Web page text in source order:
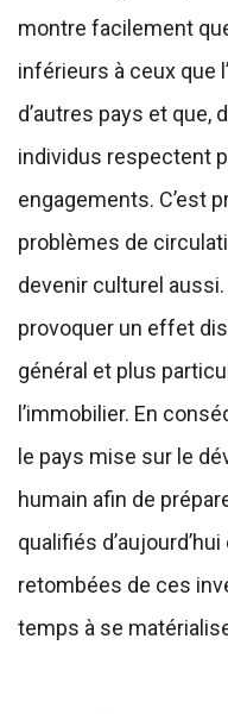
montre facilement
inférieurs à ceux que
d’autres pays et que,
individus respectent
engagements. C’est
problèmes de
devenir culturel
provoquer un effet
général et plus
l’immobilier. En
le pays mise sur le
humain afin de
qualifiés
retombées de ces
temps à se